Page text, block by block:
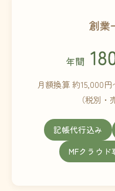
創業
年間
月額換算 約15,000
（税別・
記帳代行込み
MFクラウド